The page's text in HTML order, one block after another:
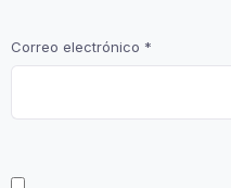
Correo electrónico *